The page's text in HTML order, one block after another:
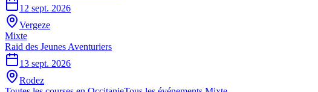
12 sept. 2026
Vergeze
Mixte
Raid des Jeunes Aventuriers
13 sept. 2026
Rodez